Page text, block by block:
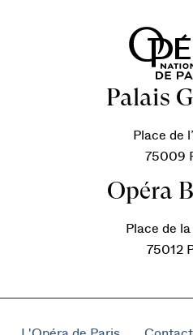
Palais
Place de
75009
Opéra
Place de
75012